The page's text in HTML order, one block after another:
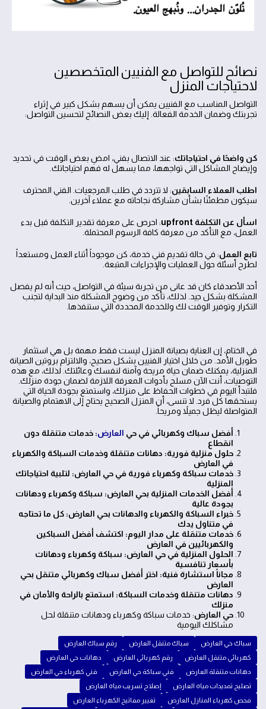
نصائح للتواصل مع الفنيين المتخصصين
لاحتياجات المنزل
التواصل المناسب مع الفنيين يمكن أن يسهم بشكل كبير في إثراء
تجربتك وضمان الخدمة الفعالة. إليك بعض النصائح لتحسين التواصل:
كن واضحًا في احتياجاتك: عند الاتصال بفني، امضِ بعض الوقت في تحديد
وإيضاح المشاكل التي تواجهها، مما يسهل له فهم احتياجاتك.
اطلب العملاء السابقين: لا تتردد في طلب المرجعيات. الفني المحترف
سيكون مطمئنًا بشأن مشاركة نجاحاته مع عملاء آخرين.
اسأل عن التكلفة upfront
: احرص على معرفة تقدير التكلفة قبل بدء
العمل، مع التأكد من معرفة كافة الرسوم المحتملة.
تابع العمل: في حالة تقديم فني خدمة، كن موجوداً أثناء العمل ومستعداً
لطرح أسئلة حول العمليات والإجراءات المتبعة.
أحد الأصدقاء كان قد عانى من تجربة سيئة في التواصل، حيث أنه لم يفصل
المشكلة بشكل جيد. لذلك، تأكد من وضوح المشكلة منذ البداية لتجنب
التكرار وتوفير الوقت لك وللخدمة المحددة التي ستنفذها.
في الختام، إن العناية بصيانة المنزل ليست فقط مهمة بل هي استثمار
طويل الأمد. من خلال اختيار الفنيين بشكل صحيح، والالتزام بروتين الصيانة
المنزلية، يمكنك ضمان حياة مريحة وآمنة لنفسك وعائلتك. لذلك، مع هذه
التوصيات، أنت الآن مسلح بأدوات المعرفة اللازمة لضمان جودة منزلك.
فلتبدأ اليوم في خطوات الحفاظ على منزلك، واستمتع بجودة الحياة التي
يستحقها كل فرد. لا تنسى، أن المنزل الصحيح يحتاج إلى الاهتمام والصيانة
المتواصلة ليظل جميلاً ومريحاً.
أفضل سباك وكهربائي في حي العارض: خدمات متنقلة دون
انقطاع
حلول منزلية فورية: دهانات متنقلة وخدمات السباكة والكهرباء
في العارض
خدمات سباكة وكهرباء فورية في حي العارض: لتلبية احتياجاتك
المنزلية
أفضل الخدمات المنزلية بحي العارض: سباكة وكهرباء ودهانات
بجودة عالية
خبراء السباكة والكهرباء والدهانات بحي العارض: كل ما تحتاجه
في متناول يدك
خدمات متنقلة على مدار اليوم: اكتشف أفضل السباكين
والكهربائيين في العارض
الحلول المنزلية في حي العارض: سباكة وكهرباء ودهانات
بأسعار تنافسية
مجاناً استشارة فنية: اختر أفضل سباك وكهربائي متنقل بحي
العارض
دهانات متنقلة وخدمات السباكة: استمتع بالراحة والأمان في
منزلك
حي العارض: خدمات سباكة وكهرباء ودهانات متنقلة لحل
مشاكلك اليومية
سباك حي العارض سباك متنقل العارض
رقم سباك العارض
كهربائي متنقل العارض
رقم كهربائي العارض
دهانات حي العارض
دهانات متنقلة العارض
فني سباكة حي العارض
فني كهرباء حي العارض
تصليح تمديدات مياه العارض
إصلاح تسريب مياه العارض
فحص كهرباء المنازل العارض
تغيير مفاتيح الكهرباء العارض